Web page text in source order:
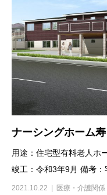
ナーシングホーム
用途：住宅型有料老人
竣工：令和3年9月 備考：
2021.10.22 医療・介護関係